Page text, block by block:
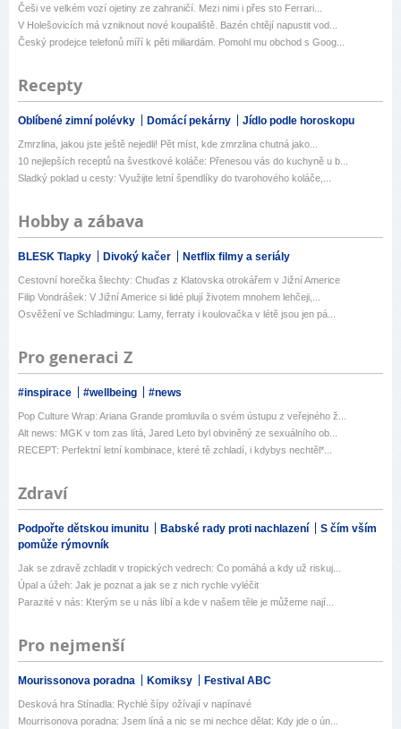
Češi ve velkém vozí ojetiny ze zahraničí. Mezi nimi i přes sto Ferrari...
V Holešovicích má vzniknout nové koupaliště. Bazén chtějí napustit vod...
Český prodejce telefonů míří k pěti miliardám. Pomohl mu obchod s Goog...
Recepty
Oblíbené zimní polévky Domácí pekárny Jídlo podle horoskopu
Zmrzlina, jakou jste ještě nejedli! Pět míst, kde zmrzlina chutná jako...
10 nejlepších receptů na švestkové koláče: Přenesou vás do kuchyně u b...
Sladký poklad u cesty: Využijte letní špendlíky do tvarohového koláče,...
Hobby a zábava
BLESK Tlapky Divoký kačer Netflix filmy a seriály
Cestovní horečka šlechty: Chuďas z Klatovska otrokářem v Jižní Americe
Filip Vondrášek: V Jižní Americe si lidé plují životem mnohem lehčeji,...
Osvěžení ve Schladmingu: Lamy, ferraty i koulovačka v létě jsou jen pá...
Pro generaci Z
#inspirace #wellbeing #news
Pop Culture Wrap: Ariana Grande promluvila o svém ústupu z veřejného ž...
Alt news: MGK v tom zas lítá, Jared Leto byl obviněný ze sexuálního ob...
RECEPT: Perfektní letní kombinace, které tě zchladí, i kdybys nechtěl*...
Zdraví
Podpořte dětskou imunitu Babské rady proti nachlazení
S čím vším
pomůže rýmovník
Jak se zdravě zchladit v tropických vedrech: Co pomáhá a kdy už riskuj...
Úpal a úžeh: Jak je poznat a jak se z nich rychle vyléčit
Parazité v nás: Kterým se u nás líbí a kde v našem těle je můžeme nají...
Pro nejmenší
Mourissonova poradna Komiksy Festival ABC
Desková hra Stínadla: Rychlé šípy ožívají v napínavé
Mourrisonova poradna: Jsem líná a nic se mi nechce dělat: Kdy jde o ún...